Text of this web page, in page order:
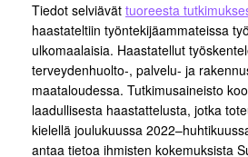
Tiedot selviävät tuoreesta
haastateltiin työntekijäammateissa
ulkomaalaisia. Haastatellut
terveydenhuolto-, palvelu- ja
maataloudessa. Tutkimusaineisto
laadullisesta haastattelusta, jotka
kielellä joulukuussa
antaa tietoa ihmisten kokemuksista